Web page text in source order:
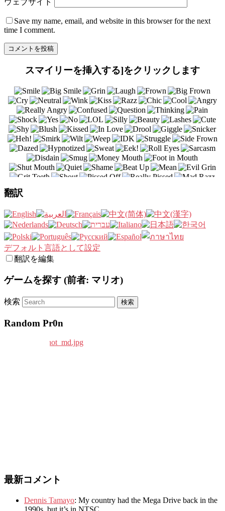
Save my name, email, and website in this browser for the next
time I comment.
スマイリーを挿入する]をクリックします
翻訳
デフォルト言語として設定
翻訳を編集
ゲームを探す (前者: マリオ)
検索
Random Pr0n
最新コメント
Dennis Tamayo: My country had the Mega Drive back in the
1990s but it’s in NTSC